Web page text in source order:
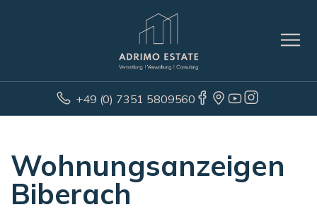
+49 (0) 7351 5809560
Wohnungsanzeigen
Biberach